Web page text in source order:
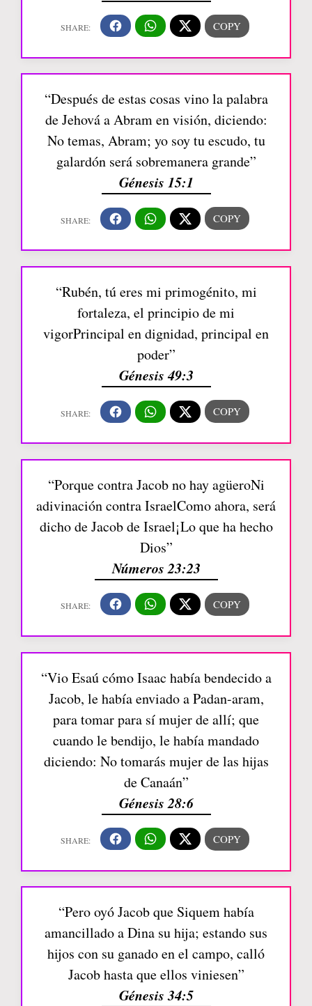
“Después de estas cosas vino la palabra
de Jehová a Abram en visión, diciendo:
No temas, Abram; yo soy tu escudo, tu
galardón será sobremanera grande”
Génesis 15:1
“Rubén, tú eres mi primogénito, mi
fortaleza, el principio de mi
vigorPrincipal en dignidad, principal en
poder”
Génesis 49:3
“Porque contra Jacob no hay agüeroNi
adivinación contra IsraelComo ahora, será
dicho de Jacob de Israel¡Lo que ha hecho
Dios”
Números 23:23
“Vio Esaú cómo Isaac había bendecido a
Jacob, le había enviado a Padan-aram,
para tomar para sí mujer de allí; que
cuando le bendijo, le había mandado
diciendo: No tomarás mujer de las hijas
de Canaán”
Génesis 28:6
“Pero oyó Jacob que Siquem había
amancillado a Dina su hija; estando sus
hijos con su ganado en el campo, calló
Jacob hasta que ellos viniesen”
Génesis 34:5